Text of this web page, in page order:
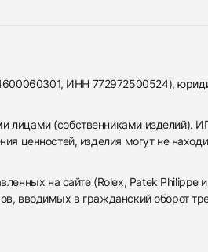
ИНН 772972500524),
лицами (собственниками изделий).
ценностей, изделия могут не
на сайте (Rolex, Patek Philippe
вводимых в гражданский оборот